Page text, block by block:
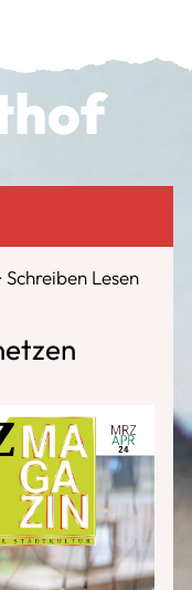
Schreiben Lesen